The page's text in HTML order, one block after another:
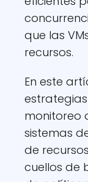
que las
recursos.
En este
monitoreo
sistemas
de
cuellos de